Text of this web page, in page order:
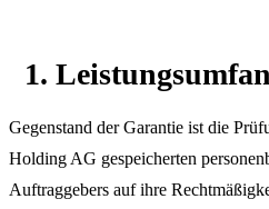
1.
Gegenstand der Garantie ist die
Holding AG gespeicherten
Auftraggebers auf ihre